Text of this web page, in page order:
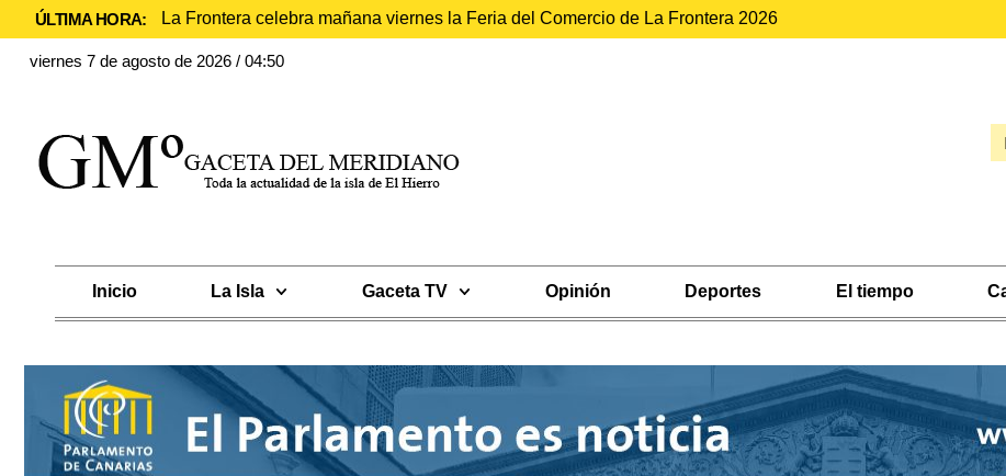
ÚLTIMA HORA: La Frontera celebra mañana viernes la Feria del Comercio de La Frontera 2026
viernes 7 de agosto de 2026 / 04:50
Inicio La Isla Gaceta TV Opinión Deportes El tiempo